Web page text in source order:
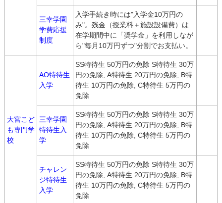
三幸学園
学費応援
制度
入学手続き時には"入学金10万円の
み"。残金（授業料＋施設設備費）は
在学期間中に「奨学金」を利用しなが
ら"毎月10万円ずつ"分割でお支払い。
大宮こど
も専門学
校
AO特待生
入学
SS特待生 50万円の免除 S特待生 30万
円の免除, A特待生 20万円の免除, B特
待生 10万円の免除, C特待生 5万円の
免除
三幸学園
特待生入
学
SS特待生 50万円の免除 S特待生 30万
円の免除, A特待生 20万円の免除, B特
待生 10万円の免除, C特待生 5万円の
免除
チャレン
ジ特待生
入学
SS特待生 50万円の免除 S特待生 30万
円の免除, A特待生 20万円の免除, B特
待生 10万円の免除, C特待生 5万円の
免除